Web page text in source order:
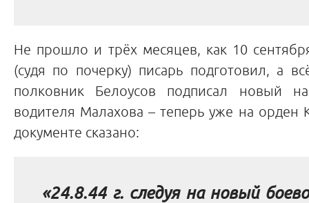
Не прошло и трёх месяцев, как 10
(судя по почерку) писарь подготовил, а
полковник Белоусов подписал новый
водителя Малахова – теперь уже на орден
документе сказано:
«24.8.44 г. следуя на новый